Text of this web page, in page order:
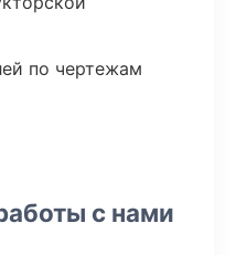
по чертежам
с нами